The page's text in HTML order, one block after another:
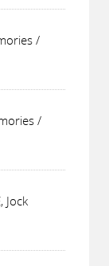
/
/
Jock